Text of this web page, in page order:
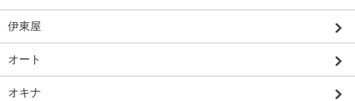
伊東屋
オート
オキナ